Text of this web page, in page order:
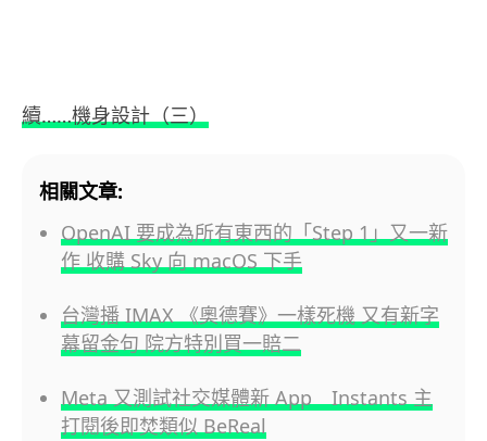
續……機身設計（三）
相關文章:
OpenAI 要成為所有東西的「Step 1」又一新
作 收購 Sky 向 macOS 下手
台灣播 IMAX 《奧德賽》一樣死機 又有新字
幕留金句 院方特別買一賠二
Meta 又測試社交媒體新 App Instants 主
打閱後即焚類似 BeReal